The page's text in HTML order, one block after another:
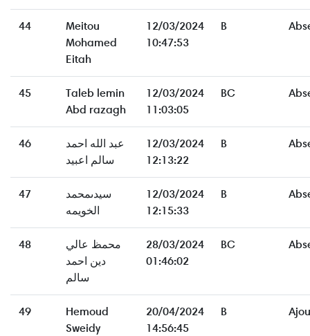
44
Meitou
Mohamed
Eitah
12/03/2024
10:47:53
B
45
Taleb lemin
Abd razagh
12/03/2024
11:03:05
BC
46
عبد الله احمد
سالم اعبيد
12/03/2024
12:13:22
B
47
سيدىمحمد
الخويمه
12/03/2024
12:15:33
B
48
محمظ عالي
دين احمد
سالم
28/03/2024
01:46:02
BC
49
Hemoud
Sweidy
20/04/2024
14:56:45
B